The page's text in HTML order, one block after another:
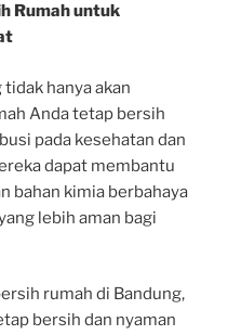
Rumah untuk
hanya akan
Anda tetap bersih
pada kesehatan dan
dapat membantu
bahan kimia berbahaya
lebih aman bagi
rumah di Bandung,
bersih dan nyaman